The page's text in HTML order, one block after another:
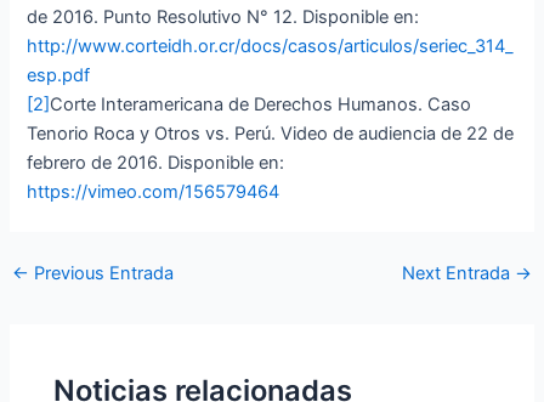
de 2016. Punto Resolutivo N° 12. Disponible en:
http://www.corteidh.or.cr/docs/casos/articulos/seriec_314_
esp.pdf
[2]Corte Interamericana de Derechos Humanos. Caso
Tenorio Roca y Otros vs. Perú. Video de audiencia de 22 de
febrero de 2016. Disponible en:
https://vimeo.com/156579464
← Previous Entrada Next Entrada →
Noticias relacionadas